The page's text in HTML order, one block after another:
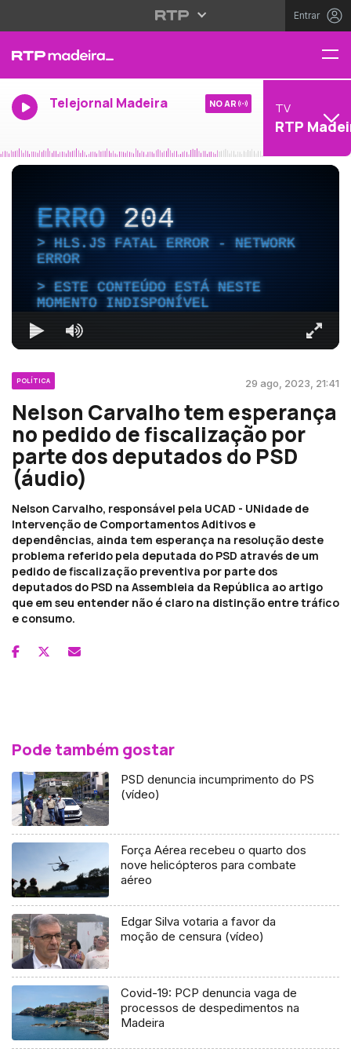
Entrar
Telejornal Madeira NO AR TV
RTP
ERRO204
HLS.JS FATAL ERROR - NETWORK
ERROR
ESTE CONTEÚDO ESTÁ NESTE
MOMENTO INDISPONÍVEL
POLÍTICA 29 ago, 2023, 21:41
Nelson Carvalho tem esperança
no pedido de fiscalização por
parte dos deputados do PSD
(áudio)
Nelson Carvalho, responsável pela UCAD - UNidade de
Intervenção de Comportamentos Aditivos e
dependências, ainda tem esperança na resolução deste
problema referido pela deputada do PSD através de um
pedido de fiscalização preventiva por parte dos
deputados do PSD na Assembleia da República ao artigo
que em seu entender não é claro na distinção entre tráfico
e consumo.
Pode também gostar
PSD denuncia incumprimento do PS
(vídeo)
Força Aérea recebeu o quarto dos
nove helicópteros para combate
aéreo
Edgar Silva votaria a favor da
moção de censura (vídeo)
Covid-19: PCP denuncia vaga de
processos de despedimentos na
Madeira